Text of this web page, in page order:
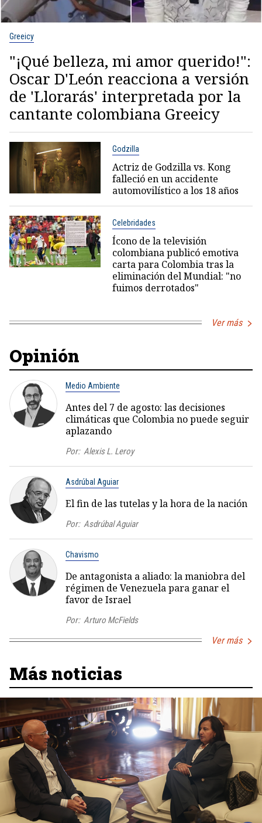
Greeicy
"¡Qué belleza, mi amor querido!":
Oscar D'León reacciona a versión
de 'Llorarás' interpretada por la
cantante colombiana Greeicy
Godzilla
Actriz de Godzilla vs. Kong
falleció en un accidente
automovilístico a los 18 años
Celebridades
Ícono de la televisión
colombiana publicó emotiva
carta para Colombia tras la
eliminación del Mundial: "no
fuimos derrotados"
Ver más
Opinión
Medio Ambiente
Antes del 7 de agosto: las decisiones
climáticas que Colombia no puede seguir
aplazando
Por: Alexis L. Leroy
Asdrúbal Aguiar
El fin de las tutelas y la hora de la nación
Por: Asdrúbal Aguiar
Chavismo
De antagonista a aliado: la maniobra del
régimen de Venezuela para ganar el
favor de Israel
Por: Arturo McFields
Ver más
Más noticias